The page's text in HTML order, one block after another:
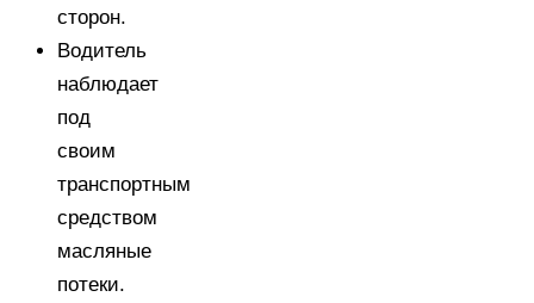
сторон.
Водитель
наблюдает
под
своим
транспортным
средством
масляные
потеки.